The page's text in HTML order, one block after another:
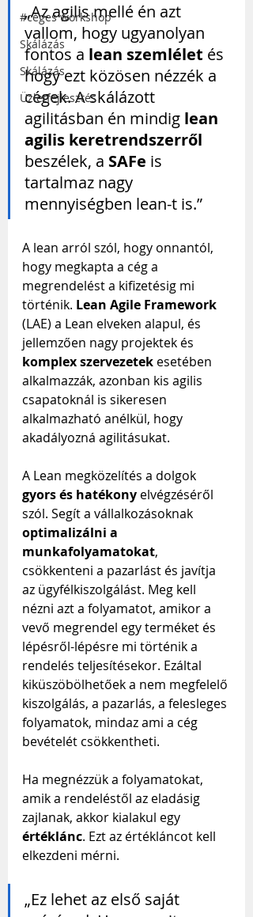
#céges workshop
Skálázás
Skálázás
Üzletfejlesztés
„Az agilis mellé én azt
vallom, hogy ugyanolyan
fontos a lean szemlélet és
hogy ezt közösen nézzék a
cégek. A skálázott
agilitásban én mindig lean
agilis keretrendszerről
beszélek, a SAFe is
tartalmaz nagy
mennyiségben lean-t is.”
A lean arról szól, hogy onnantól,
hogy megkapta a cég a
megrendelést a kifizetésig mi
történik. Lean Agile Framework
(LAE) a Lean elveken alapul, és
jellemzően nagy projektek és
komplex szervezetek esetében
alkalmazzák, azonban kis agilis
csapatoknál is sikeresen
alkalmazható anélkül, hogy
akadályozná agilitásukat.
A Lean megközelítés a dolgok
gyors és hatékony elvégzéséről
szól. Segít a vállalkozásoknak
optimalizálni a
munkafolyamatokat,
csökkenteni a pazarlást és javítja
az ügyfélkiszolgálást. Meg kell
nézni azt a folyamatot, amikor a
vevő megrendel egy terméket és
lépésről-lépésre mi történik a
rendelés teljesítésekor. Ezáltal
kiküszöbölhetőek a nem megfelelő
kiszolgálás, a pazarlás, a felesleges
folyamatok, mindaz ami a cég
bevételét csökkentheti.
Ha megnézzük a folyamatokat,
amik a rendeléstől az eladásig
zajlanak, akkor kialakul egy
értéklánc. Ezt az értékláncot kell
elkezdeni mérni.
„Ez lehet az első saját